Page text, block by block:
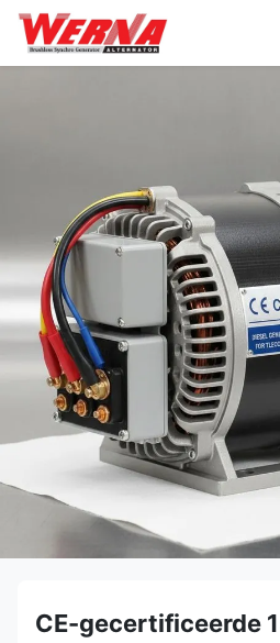
CE-gecertificeerde